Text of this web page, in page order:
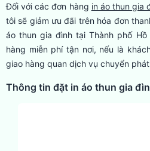
Đối với các đơn hàng in áo thun gia
tôi sẽ giảm ưu đãi trên hóa đơn
áo thun gia đình tại Thành phố
hàng miễn phí tận nơi, nếu là
giao hàng quan dịch vụ chuyển
Thông tin đặt in áo thun gia